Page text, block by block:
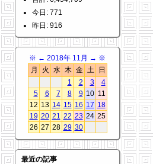
今日: 771
昨日: 916
※ ← 2018年 11月 → ※
月
火 水 木 金 土
日
1
2 3
4
5
6 7 8 9 10 11
12 13 14 15 16 17 18
19 20 21 22 23 24 25
26 27 28 29 30
最近の記事